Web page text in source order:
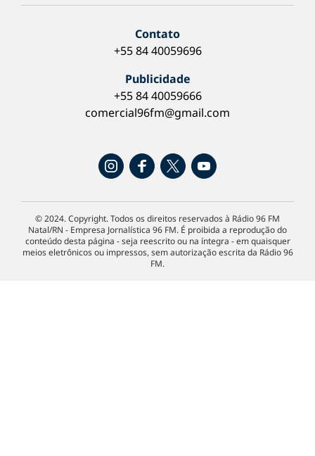
Contato
+55 84 40059696
Publicidade
+55 84 40059666
comercial96fm@gmail.com
© 2024. Copyright. Todos os direitos reservados à Rádio 96 FM
Natal/RN - Empresa Jornalística 96 FM. É proibida a reprodução do
conteúdo desta página - seja reescrito ou na íntegra - em quaisquer
meios eletrônicos ou impressos, sem autorização escrita da Rádio 96
FM.